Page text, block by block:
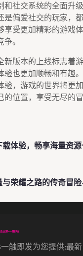
社交系统的全面升
是偏爱社交的玩家，
享受更加精彩的游戏
。
新版本的上线标志着
验也更加顺畅和有趣
验，游戏的世界将更
位置，享受无尽的冒
体验，畅享海量资
荣耀之路的传奇冒
触即发为您提供:最新